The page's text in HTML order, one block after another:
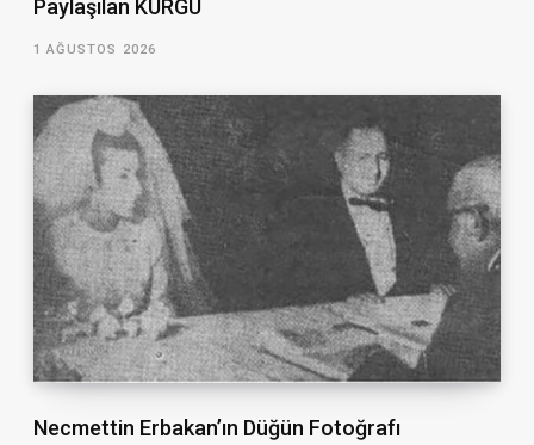
Paylaşılan KURGU
1 AĞUSTOS 2026
Necmettin Erbakan’ın Düğün Fotoğrafı